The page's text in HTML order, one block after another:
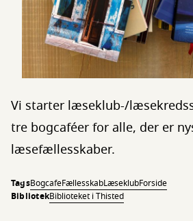
Vi starter læseklub-/
tre bogcaféer for alle, der er
læsefællesskaber.
TagsBogcafeFællesskabLæseklubForside
BibliotekBiblioteket i Thisted